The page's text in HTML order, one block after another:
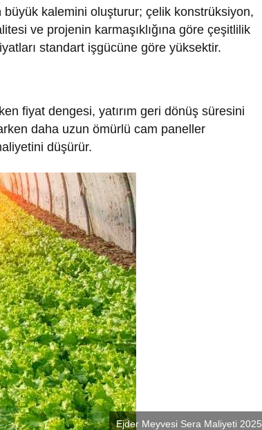
büyük kalemini oluşturur; çelik konstrüksiyon,
ve projenin karmaşıklığına göre çeşitlilik
standart işgücüne göre yüksektir.
fiyat dengesi, yatırım geri dönüş süresini
daha uzun ömürlü cam paneller
düşürür.
Ejder Meyvesi Sera Maliyeti 2025